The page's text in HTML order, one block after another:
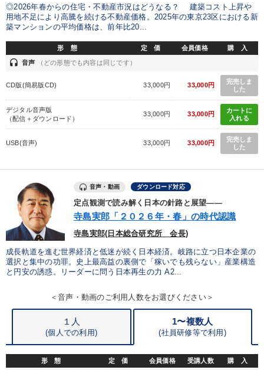
数字・税務・決算書 営業・社員研修
最新トレンドと時代の潮流を押さえる
【2026年7月】音声・映像ご案内商品
目的別
財務・数字力の向上
キーワード
IT・デジタル活用 後継者
※「更新」を押すと「カテゴリー」「目的別」「キーワード」を更新いただけます。
タグから探す refresh 更新する
すべての音声・動画（全2076タイトル）からお探しいただけます
◎2026年春からの住宅・不動産市況はどうなる？ 建築コスト上昇や
用地不足により高騰を続ける不動産価格。2025年の東京23区における新
築マンションの平均価格は、前年比20...
形 態 定 価 会員価格 購 入
headset 音声 （どの形態でも内容は同じです）
CD版(簡易版CD) 33,000円 33,000円
完売しま
した
デジタル音声版
（配信＋ダウンロード）
33,000円 33,000円
カートに
入れる
USB(音声) 33,000円 33,000円
完売しま
した
音声・動画 ダウンロード対応
定点観測で読み解く日本の針路と展望――
寺島実郎「２０２６年・春」の時代認識
寺島実郎(日本総合研究所 会長)
成長軌道を進む世界経済と低迷が続く日本経済。岐路に立つ日本企業の
選択と集中の功罪。史上最高益の裏側で「稼いでも残らない」産業構造
と円安の誘惑。リーダーに問う日本再生の力 A2...
＜音声・動画のご利用人数をお選びください＞
１人
(個人での利用)
1〜複数人
(社員研修等で利用)
形 態 定 価 会員価格 受講人数 購 入